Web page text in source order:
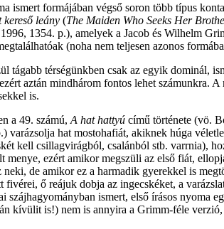
ismert formájában végső soron több típus
leány (The Maiden Who Seeks Her
1354. p.), amelyek a Jacob és Wilhelm
(noha nem teljesen azonos
tágabb térségünkben csak az egyik dominál,
aztán mindhárom fontos lehet számunkra.
is.
a 49. számú, A hat hattyú című története (vö.
varázsolja hat mostohafiát, akiknek húga
kell csillagvirágból, csalánból stb. varrnia),
ezért amikor megszüli az első fiát,
de amikor ez a harmadik gyerekkel is
fivérei, ő reájuk dobja az ingecskéket, a
szájhagyományban ismert, első írásos
kívülit is!) nem is annyira a Grimm-féle